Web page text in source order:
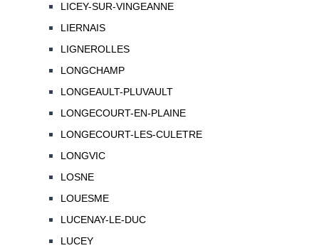
LICEY-SUR-VINGEANNE
LIERNAIS
LIGNEROLLES
LONGCHAMP
LONGEAULT-PLUVAULT
LONGECOURT-EN-PLAINE
LONGECOURT-LES-CULETRE
LONGVIC
LOSNE
LOUESME
LUCENAY-LE-DUC
LUCEY